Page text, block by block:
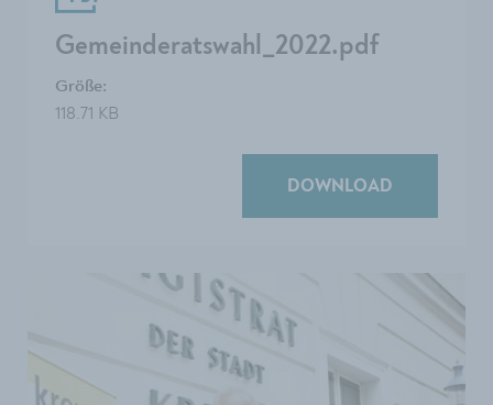
Gemeinderatswahl_2022.pdf
Größe:
118.71 KB
DOWNLOAD